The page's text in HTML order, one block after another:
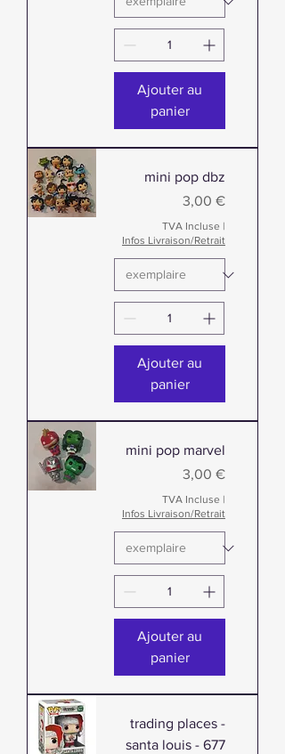
Ajouter au
panier
mini pop dbz
Prix
3,00 €
TVA Incluse |
Infos Livraison/Retrait
Ajouter au
panier
mini pop marvel
Prix
3,00 €
TVA Incluse |
Infos Livraison/Retrait
Ajouter au
panier
trading places -
santa louis - 677